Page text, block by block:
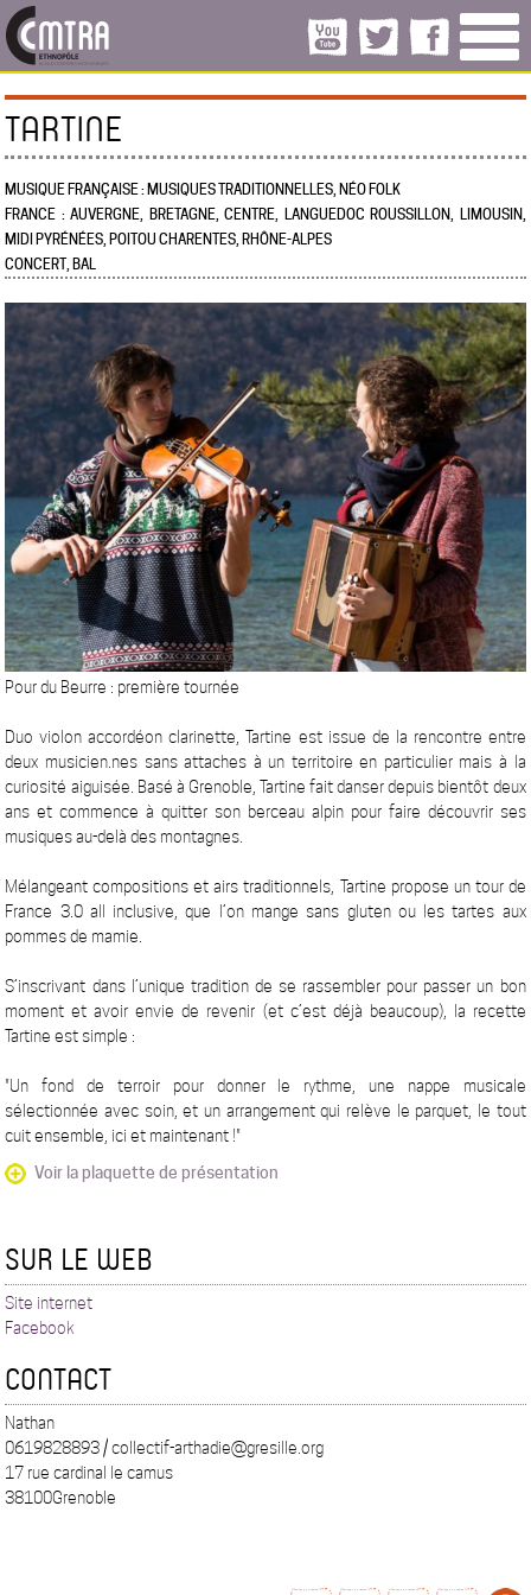
TARTINE
MUSIQUE FRANÇAISE : MUSIQUES TRADITIONNELLES, NÉO FOLK
FRANCE : AUVERGNE, BRETAGNE, CENTRE, LANGUEDOC ROUSSILLON, LIMOUSIN,
MIDI PYRÉNÉES, POITOU CHARENTES, RHÔNE-ALPES
CONCERT, BAL
Pour du Beurre : première tournée
Duo violon accordéon clarinette, Tartine est issue de la rencontre entre
deux musicien.nes sans attaches à un territoire en particulier mais à la
curiosité aiguisée. Basé à Grenoble, Tartine fait danser depuis bientôt deux
ans et commence à quitter son berceau alpin pour faire découvrir ses
musiques au-delà des montagnes.
Mélangeant compositions et airs traditionnels, Tartine propose un tour de
France 3.0 all inclusive, que l’on mange sans gluten ou les tartes aux
pommes de mamie.
S’inscrivant dans l’unique tradition de se rassembler pour passer un bon
moment et avoir envie de revenir (et c’est déjà beaucoup), la recette
Tartine est simple :
"Un fond de terroir pour donner le rythme, une nappe musicale
sélectionnée avec soin, et un arrangement qui relève le parquet, le tout
cuit ensemble, ici et maintenant !"
Voir la plaquette de présentation
SUR LE WEB
Site internet
Facebook
CONTACT
Nathan
0619828893 / collectif-arthadie@gresille.org
17 rue cardinal le camus
38100Grenoble